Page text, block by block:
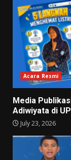
Acara Resmi
Media
Adiwiyata di
July 23, 2026